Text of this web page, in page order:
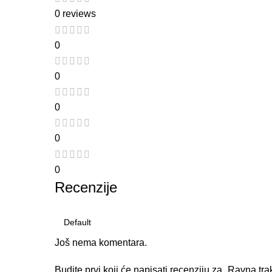
0 reviews
0
0
0
0
0
Recenzije
Još nema komentara.
Budite prvi koji će napisati recenziju za „Ravna